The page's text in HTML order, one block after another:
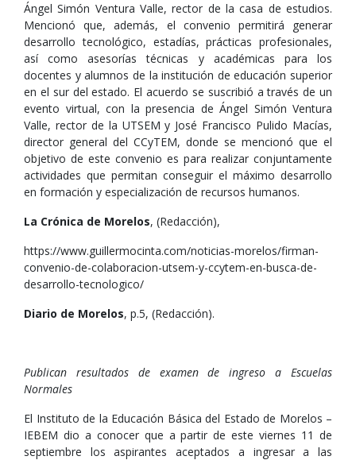
Ángel Simón Ventura Valle, rector de la casa de estudios.
Mencionó que, además, el convenio permitirá generar
desarrollo tecnológico, estadías, prácticas profesionales,
así como asesorías técnicas y académicas para los
docentes y alumnos de la institución de educación superior
en el sur del estado. El acuerdo se suscribió a través de un
evento virtual, con la presencia de Ángel Simón Ventura
Valle, rector de la UTSEM y José Francisco Pulido Macías,
director general del CCyTEM, donde se mencionó que el
objetivo de este convenio es para realizar conjuntamente
actividades que permitan conseguir el máximo desarrollo
en formación y especialización de recursos humanos.
La Crónica de Morelos, (Redacción),
https://www.guillermocinta.com/noticias-morelos/firman-
convenio-de-colaboracion-utsem-y-ccytem-en-busca-de-
desarrollo-tecnologico/
Diario de Morelos, p.5, (Redacción).
Publican resultados de examen de ingreso a Escuelas
Normales
El Instituto de la Educación Básica del Estado de Morelos –
IEBEM dio a conocer que a partir de este viernes 11 de
septiembre los aspirantes aceptados a ingresar a las